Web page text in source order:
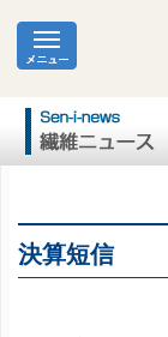
決算短信